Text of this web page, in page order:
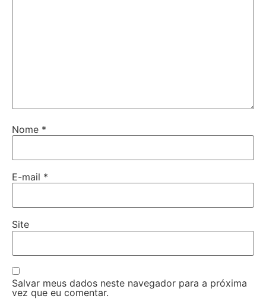
Nome *
E-mail *
Site
Salvar meus dados neste navegador para a próxima
vez que eu comentar.